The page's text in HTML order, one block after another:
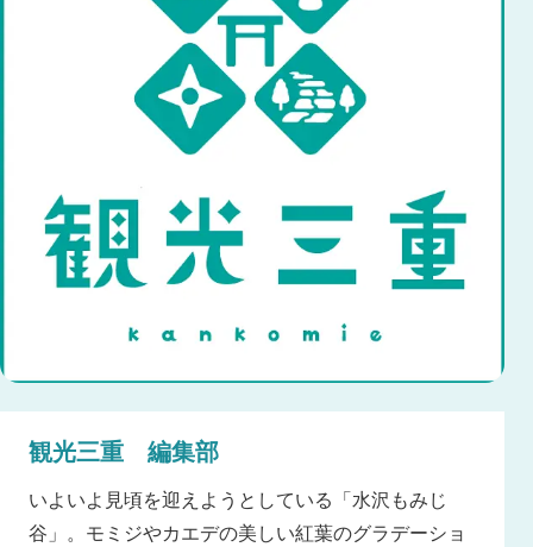
観光三重 編集部
いよいよ見頃を迎えようとしている「水沢もみじ
谷」。モミジやカエデの美しい紅葉のグラデーショ